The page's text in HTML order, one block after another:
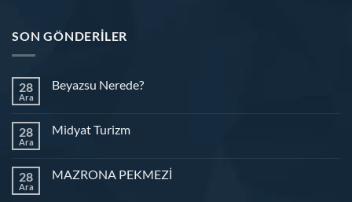
SON GÖNDERILER
28
Ara
Beyazsu Nerede?
28
Ara
Midyat Turizm
28
Ara
MAZRONA PEKMEZİ